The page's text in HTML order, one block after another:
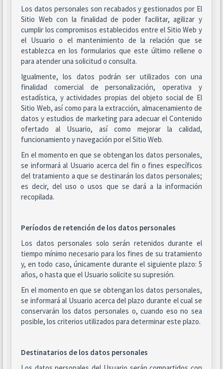
Los datos personales son recabados y gestionados por El
Sitio Web con la finalidad de poder facilitar, agilizar y
cumplir los compromisos establecidos entre el Sitio Web y
el Usuario o el mantenimiento de la relación que se
establezca en los formularios que este último rellene o
para atender una solicitud o consulta.
Igualmente, los datos podrán ser utilizados con una
finalidad comercial de personalización, operativa y
estadística, y actividades propias del objeto social de El
Sitio Web, así como para la extracción, almacenamiento de
datos y estudios de marketing para adecuar el Contenido
ofertado al Usuario, así como mejorar la calidad,
funcionamiento y navegación por el Sitio Web.
En el momento en que se obtengan los datos personales,
se informará al Usuario acerca del fin o fines específicos
del tratamiento a que se destinarán los datos personales;
es decir, del uso o usos que se dará a la información
recopilada.
Períodos de retención de los datos personales
Los datos personales solo serán retenidos durante el
tiempo mínimo necesario para los fines de su tratamiento
y, en todo caso, únicamente durante el siguiente plazo: 5
años, o hasta que el Usuario solicite su supresión.
En el momento en que se obtengan los datos personales,
se informará al Usuario acerca del plazo durante el cual se
conservarán los datos personales o, cuando eso no sea
posible, los criterios utilizados para determinar este plazo.
Destinatarios de los datos personales